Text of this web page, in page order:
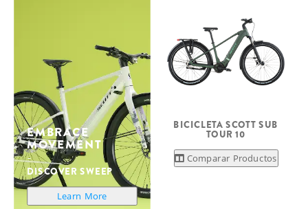
EMBRACE
MOVEMENT
DISCOVER SWEEP
Learn More
BICICLETA SCOTT SUB
TOUR 10
Comparar Productos